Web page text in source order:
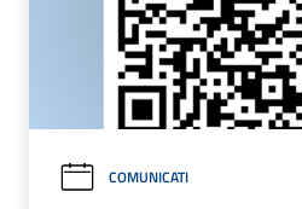
COMUNICATI